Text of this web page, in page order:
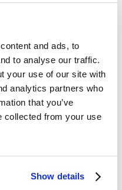
and ads, to
to analyse our traffic.
your use of our site with
analytics partners who
that you’ve
collected from your use
Show details
Kragen
10 % Rabatt auf Ihren